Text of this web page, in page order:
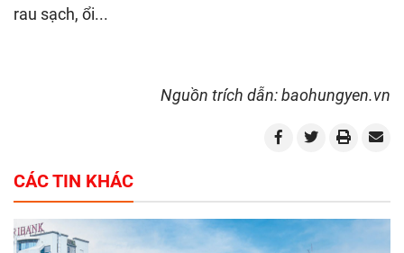
rau sạch, ổi...
Nguồn trích dẫn: baohungyen.vn
CÁC TIN KHÁC